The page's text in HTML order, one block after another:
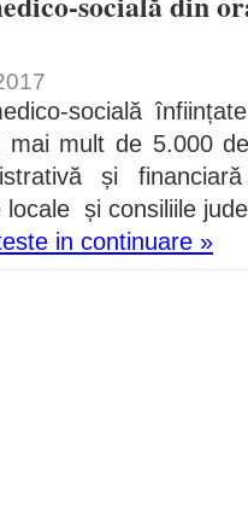
socială
mai mult de 5.000
și
și consiliile
in continuare »